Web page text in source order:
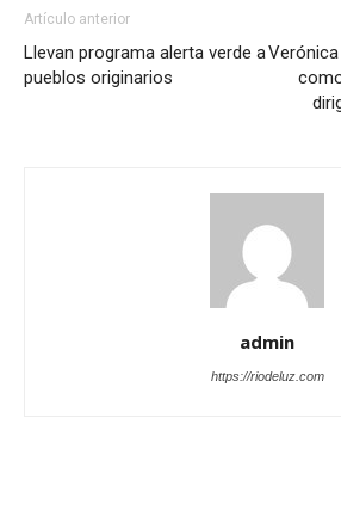
Artículo anterior
Llevan programa alerta verde a
pueblos originarios
admin
https://riodeluz.com